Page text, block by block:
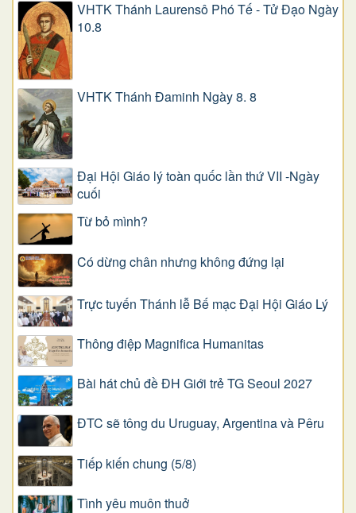
VHTK Thánh Laurensô Phó Tế - Tử Đạo Ngày
10.8
VHTK Thánh Đaminh Ngày 8. 8
Đại Hội Giáo lý toàn quốc lần thứ VII -Ngày
cuối
Từ bỏ mình?
Có dừng chân nhưng không đứng lại
Trực tuyến Thánh lễ Bế mạc Đại Hội Giáo Lý
Thông điệp Magnifica Humanitas
Bài hát chủ đề ĐH Giới trẻ TG Seoul 2027
ĐTC sẽ tông du Uruguay, Argentina và Pêru
Tiếp kiến chung (5/8)
Tình yêu muôn thuở